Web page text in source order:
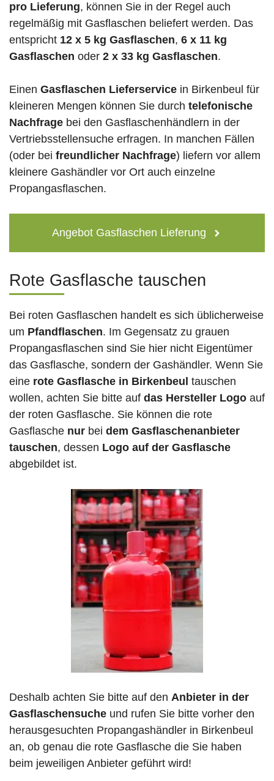
pro Lieferung, können Sie in der Regel auch
regelmäßig mit Gasflaschen beliefert werden. Das
entspricht 12 x 5 kg Gasflaschen, 6 x 11 kg
Gasflaschen oder 2 x 33 kg Gasflaschen.
Einen Gasflaschen Lieferservice in Birkenbeul für
kleineren Mengen können Sie durch telefonische
Nachfrage bei den Gasflaschenhändlern in der
Vertriebsstellensuche erfragen. In manchen Fällen
(oder bei freundlicher Nachfrage) liefern vor allem
kleinere Gashändler vor Ort auch einzelne
Propangasflaschen.
Angebot Gasflaschen Lieferung
Rote Gasflasche tauschen
Bei roten Gasflaschen handelt es sich üblicherweise
um Pfandflaschen. Im Gegensatz zu grauen
Propangasflaschen sind Sie hier nicht Eigentümer
das Gasflasche, sondern der Gashändler. Wenn Sie
eine rote Gasflasche in Birkenbeul tauschen
wollen, achten Sie bitte auf das Hersteller Logo auf
der roten Gasflasche. Sie können die rote
Gasflasche nur bei dem Gasflaschenanbieter
tauschen, dessen Logo auf der Gasflasche
abgebildet ist.
Deshalb achten Sie bitte auf den Anbieter in der
Gasflaschensuche und rufen Sie bitte vorher den
herausgesuchten Propangashändler in Birkenbeul
an, ob genau die rote Gasflasche die Sie haben
beim jeweiligen Anbieter geführt wird!